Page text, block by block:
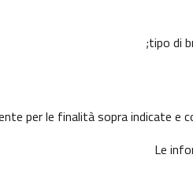
tipo di
per le finalità sopra indicate
Le